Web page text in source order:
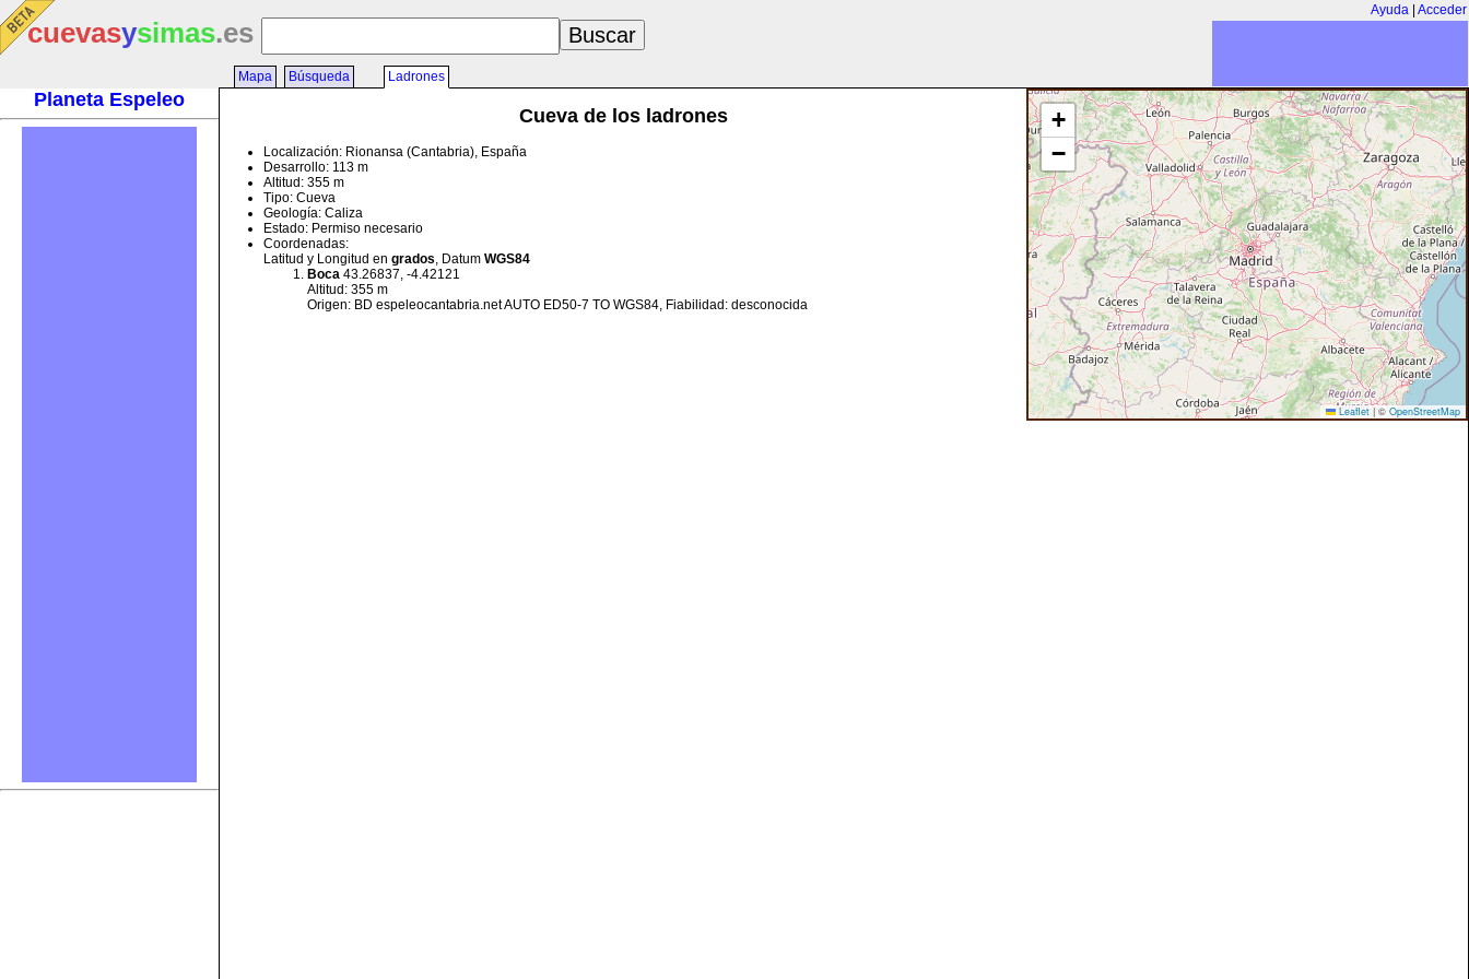
Ayuda Acceder
cuevasysimas.es
Planeta Espeleo
Mapa Búsqueda Ladrones
+
−
Leaflet | © OpenStreetMap
Cueva de los ladrones
Localización: Rionansa (Cantabria), España
Desarrollo: 113 m
Altitud: 355 m
Tipo: Cueva
Geología: Caliza
Estado: Permiso necesario
Coordenadas:
Latitud y Longitud en grados, Datum WGS84
Boca 43.26837, -4.42121
Altitud: 355 m
Origen: BD espeleocantabria.net AUTO ED50-7 TO WGS84, Fiabilidad: desconocida